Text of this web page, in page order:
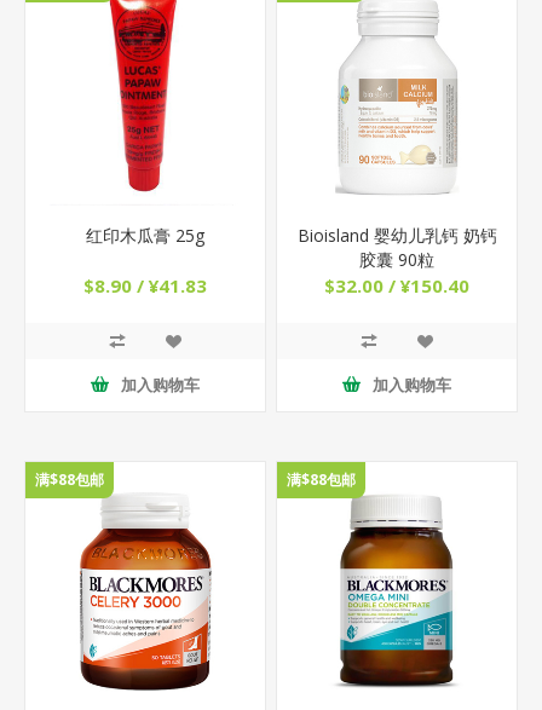
红印木瓜膏 25g
$8.90 / ¥41.83
加入购物车
Bioisland 婴幼儿乳钙 奶钙
胶囊 90粒
$32.00 / ¥150.40
加入购物车
满$88包邮 满$88包邮